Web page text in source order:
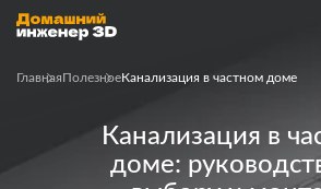
ГлавнаяПолезноеКанализация в частном доме
Канализация в
доме: